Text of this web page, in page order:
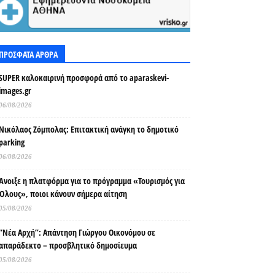
ΑΡΘΡΑ
καλοκαιρινή προσφορά από το aparaskevi-
08/2026
Ζόμπολας: Επιτακτική ανάγκη το δημοτικό
08/2026
η πλατφόρμα για το πρόγραμμα «Τουρισμός για
ποιοι κάνουν σήμερα αίτηση
08/2026
Αρχή”: Απάντηση Γιώργου Οικονόμου σε
– προσβλητικό δημοσίευμα
08/2026